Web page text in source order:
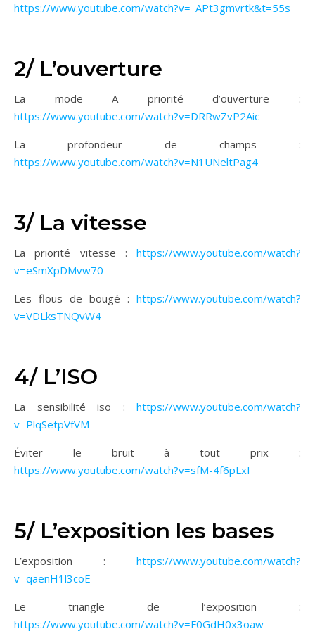
https://www.youtube.com/watch?v=_APt3gmvrtk&t=55s
2/ L’ouverture
La mode A priorité d’ouverture :
https://www.youtube.com/watch?v=DRRwZvP2Aic
La profondeur de champs :
https://www.youtube.com/watch?v=N1UNeltPag4
3/ La vitesse
La priorité vitesse : https://www.youtube.com/watch?
v=eSmXpDMvw70
Les flous de bougé : https://www.youtube.com/watch?
v=VDLksTNQvW4
4/ L’ISO
La sensibilité iso : https://www.youtube.com/watch?
v=PlqSetpVfVM
Éviter le bruit à tout prix :
https://www.youtube.com/watch?v=sfM-4f6pLxI
5/ L’exposition les bases
L’exposition : https://www.youtube.com/watch?
v=qaenH1l3coE
Le triangle de l’exposition :
https://www.youtube.com/watch?v=F0GdH0x3oaw